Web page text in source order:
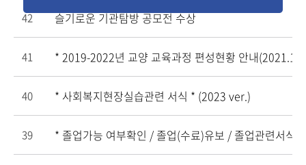
42 슬기로운 기관탐방 공모전 수상
41 * 2019-2022년 교양 교육과정 편성현황 안내(2021.1
40 * 사회복지현장실습관련 서식 * (2023 ver.)
39 * 졸업가능 여부확인 / 졸업(수료)유보 / 졸업관련서식 *